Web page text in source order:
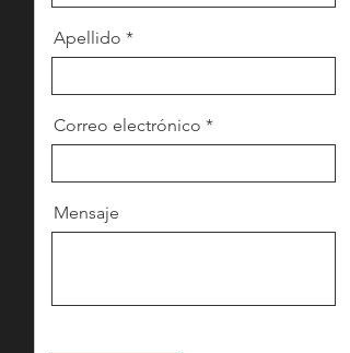
Apellido
Correo electrónico
Mensaje